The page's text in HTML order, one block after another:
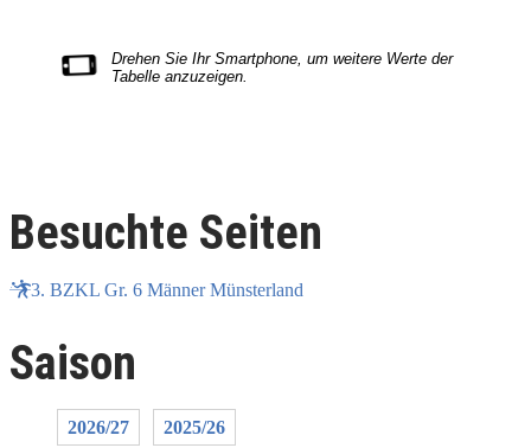
Besuchte Seiten
3. BZKL Gr. 6 Männer Münsterland
Saison
2026/27 2025/26